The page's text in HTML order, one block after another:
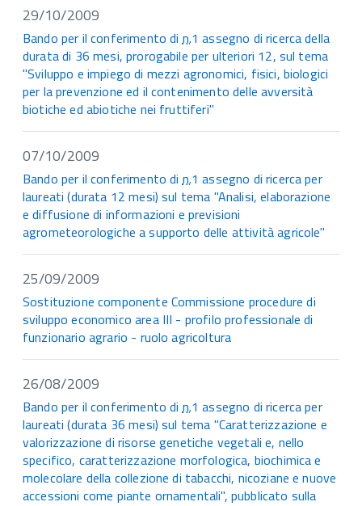
29/10/2009
Bando per il conferimento di n.1 assegno di ricerca della
durata di 36 mesi, prorogabile per ulteriori 12, sul tema
"Sviluppo e impiego di mezzi agronomici, fisici, biologici
per la prevenzione ed il contenimento delle avversità
biotiche ed abiotiche nei fruttiferi"
07/10/2009
Bando per il conferimento di n.1 assegno di ricerca per
laureati (durata 12 mesi) sul tema "Analisi, elaborazione
e diffusione di informazioni e previsioni
agrometeorologiche a supporto delle attività agricole"
25/09/2009
Sostituzione componente Commissione procedure di
sviluppo economico area III - profilo professionale di
funzionario agrario - ruolo agricoltura
26/08/2009
Bando per il conferimento di n.1 assegno di ricerca per
laureati (durata 36 mesi) sul tema "Caratterizzazione e
valorizzazione di risorse genetiche vegetali e, nello
specifico, caratterizzazione morfologica, biochimica e
molecolare della collezione di tabacchi, nicoziane e nuove
accessioni come piante ornamentali", pubblicato sulla